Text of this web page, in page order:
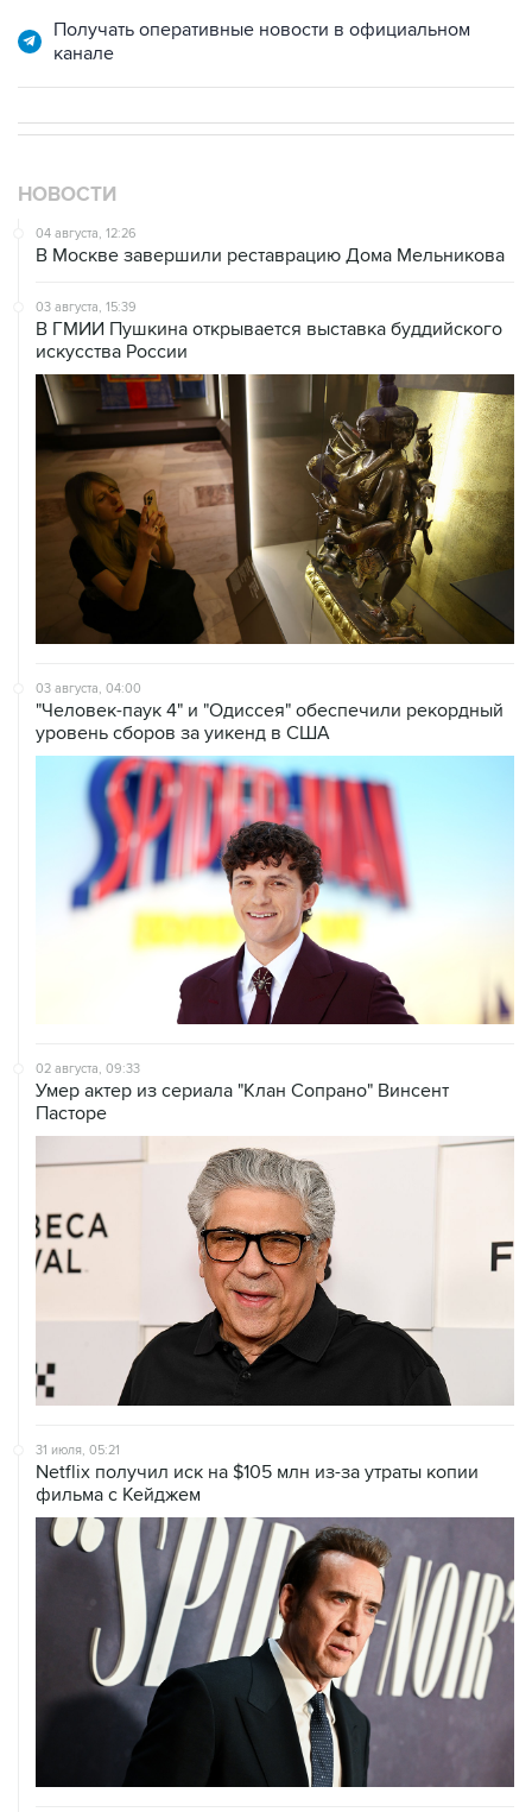
Получать оперативные новости в официальном
канале
НОВОСТИ
04 августа, 12:26
В Москве завершили реставрацию Дома Мельникова
03 августа, 15:39
В ГМИИ Пушкина открывается выставка буддийского
искусства России
03 августа, 04:00
"Человек-паук 4" и "Одиссея" обеспечили рекордный
уровень сборов за уикенд в США
02 августа, 09:33
Умер актер из сериала "Клан Сопрано" Винсент
Пасторе
31 июля, 05:21
Netflix получил иск на $105 млн из-за утраты копии
фильма с Кейджем